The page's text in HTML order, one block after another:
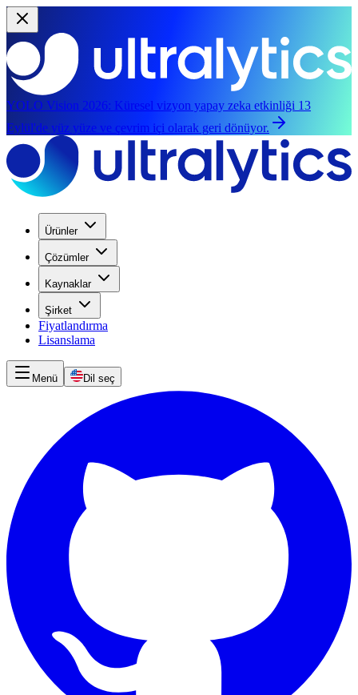
YOLO Vision 2026: Küresel vizyon yapay zeka etkinliği 13
Eylül'de yüz yüze ve çevrim içi olarak geri dönüyor.
Ürünler
Çözümler
Kaynaklar
Şirket
Fiyatlandırma
Lisanslama
Menü Dil seç